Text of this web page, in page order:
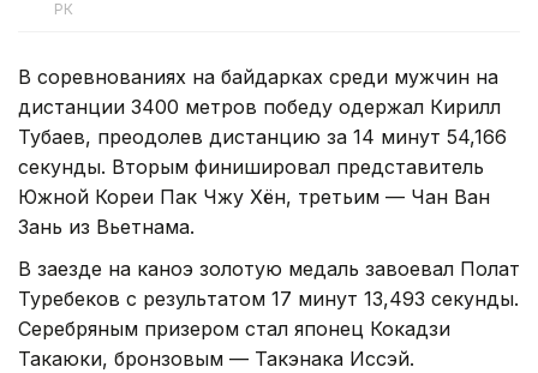
РК
В соревнованиях на байдарках среди мужчин на
дистанции 3400 метров победу одержал Кирилл
Тубаев, преодолев дистанцию за 14 минут 54,166
секунды. Вторым финишировал представитель
Южной Кореи Пак Чжу Хён, третьим — Чан Ван
Зань из Вьетнама.
В заезде на каноэ золотую медаль завоевал Полат
Туребеков с результатом 17 минут 13,493 секунды.
Серебряным призером стал японец Кокадзи
Такаюки, бронзовым — Такэнака Иссэй.